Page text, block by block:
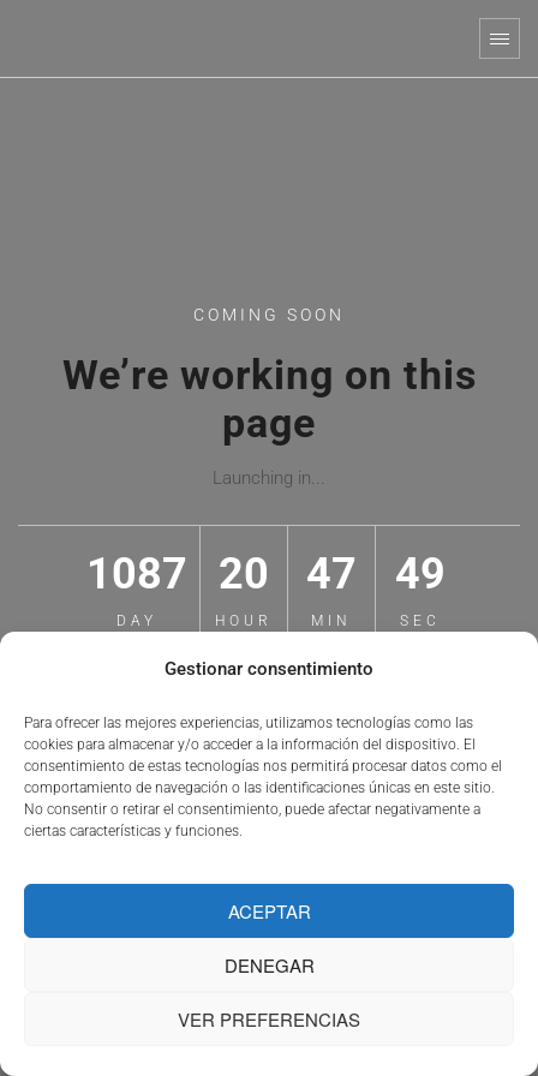
Gestionar consentimiento
Para ofrecer las mejores experiencias, utilizamos tecnologías como las
cookies para almacenar y/o acceder a la información del dispositivo. El
consentimiento de estas tecnologías nos permitirá procesar datos como el
comportamiento de navegación o las identificaciones únicas en este sitio.
No consentir o retirar el consentimiento, puede afectar negativamente a
ciertas características y funciones.
ACEPTAR
DENEGAR
VER PREFERENCIAS
COMING SOON
We’re working on this
page
Launching in...
1087
DAY
20
HOUR
47
MIN
49
SEC
[mc4wp_form id="1159"]